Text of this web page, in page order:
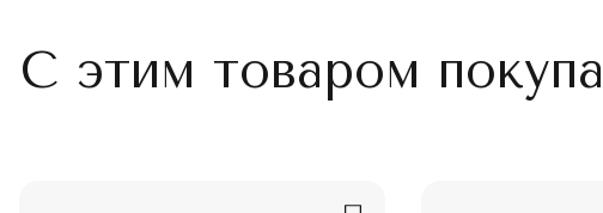
С этим товаром